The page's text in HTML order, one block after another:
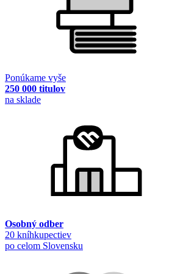
Ponúkame vyše
250 000 titulov
na sklade
Osobný odber
20 kníhkupectiev
po celom Slovensku